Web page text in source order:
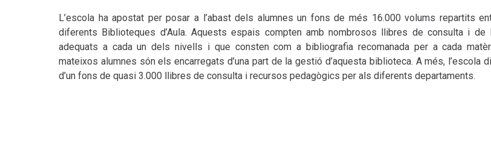
L’escola ha apostat per posar a l’abast dels alumnes un fons de més 16.000 volums repartits
diferents Biblioteques d’Aula. Aquests espais compten amb nombrosos llibres de consulta i de
adequats a cada un dels nivells i que consten com a bibliografia recomanada per a cada
mateixos alumnes són els encarregats d’una part de la gestió d’aquesta biblioteca. A més, l’escola
d’un fons de quasi 3.000 llibres de consulta i recursos pedagògics per als diferents departaments.